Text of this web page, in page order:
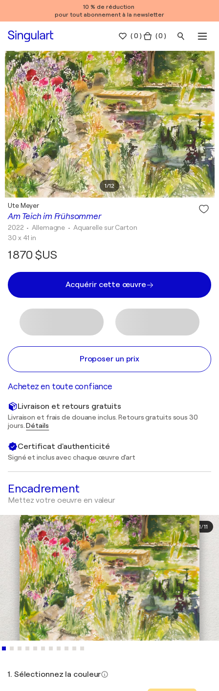
10 % de réduction
pour tout abonnement à la newsletter
(0 ) ( 0 )
1/12
Am Teich im Frühsommer
Ute Meyer
2022 • Allemagne • Aquarelle sur Carton
30 x 41 in
1 870 $US
Acquérir cette œuvre
Proposer un prix
Achetez en toute confiance
Livraison et retours gratuits
Livraison et frais de douane inclus. Retours gratuits sous 30
jours.Détails
Certificat d'authenticité
Signé et inclus avec chaque œuvre d'art
Encadrement
Mettez votre oeuvre en valeur
1/11
1. Sélectionnez la couleur